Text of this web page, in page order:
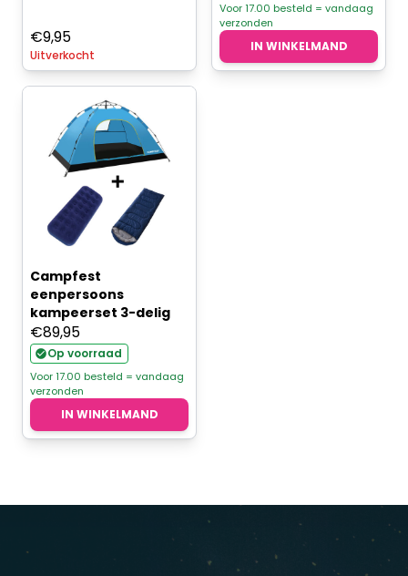
€9,95
Uitverkocht
Voor 17.00 besteld = vandaag
verzonden
IN WINKELMAND
Campfest
eenpersoons
kampeerset 3-delig
€89,95
Op voorraad
Voor 17.00 besteld = vandaag
verzonden
IN WINKELMAND